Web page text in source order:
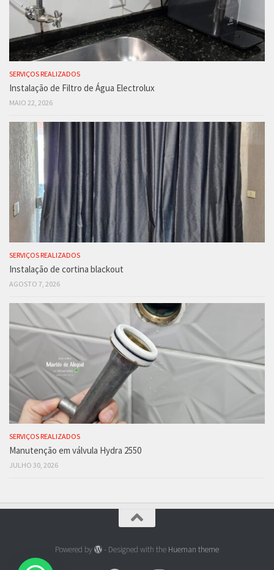
SERVIÇOS REALIZADOS
Instalação de Filtro de Água Electrolux
MAIO 22, 2026
SERVIÇOS REALIZADOS
Instalação de cortina blackout
AGOSTO 7, 2026
SERVIÇOS REALIZADOS
Manutenção em válvula Hydra 2550
JULHO 30, 2026
Powered by - Designed with the Hueman theme